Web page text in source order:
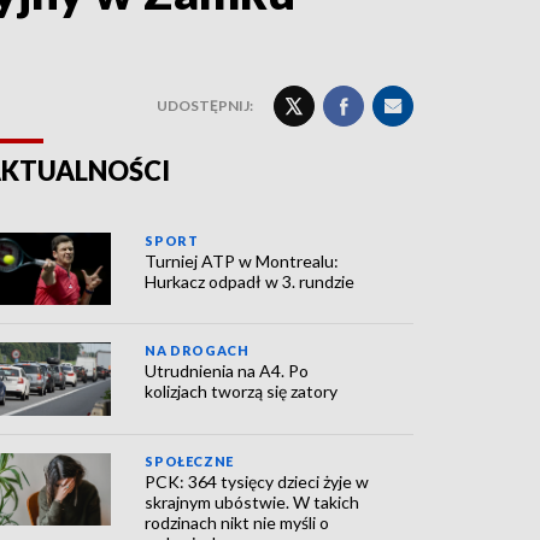
UDOSTĘPNIJ:
SPORT
Turniej ATP w Montrealu:
Hurkacz odpadł w 3. rundzie
NA DROGACH
Utrudnienia na A4. Po
kolizjach tworzą się zatory
SPOŁECZNE
PCK: 364 tysięcy dzieci żyje w
skrajnym ubóstwie. W takich
rodzinach nikt nie myśli o